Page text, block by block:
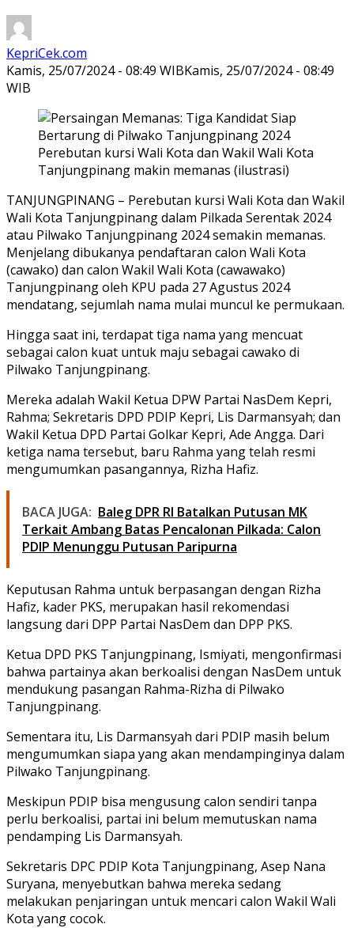
KepriCek.com
Kamis, 25/07/2024 - 08:49 WIBKamis, 25/07/2024 - 08:49
WIB
Perebutan kursi Wali Kota dan Wakil Wali Kota
Tanjungpinang makin memanas (ilustrasi)
TANJUNGPINANG – Perebutan kursi Wali Kota dan Wakil
Wali Kota Tanjungpinang dalam Pilkada Serentak 2024
atau Pilwako Tanjungpinang 2024 semakin memanas.
Menjelang dibukanya pendaftaran calon Wali Kota
(cawako) dan calon Wakil Wali Kota (cawawako)
Tanjungpinang oleh KPU pada 27 Agustus 2024
mendatang, sejumlah nama mulai muncul ke permukaan.
Hingga saat ini, terdapat tiga nama yang mencuat
sebagai calon kuat untuk maju sebagai cawako di
Pilwako Tanjungpinang.
Mereka adalah Wakil Ketua DPW Partai NasDem Kepri,
Rahma; Sekretaris DPD PDIP Kepri, Lis Darmansyah; dan
Wakil Ketua DPD Partai Golkar Kepri, Ade Angga. Dari
ketiga nama tersebut, baru Rahma yang telah resmi
mengumumkan pasangannya, Rizha Hafiz.
BACA JUGA: Baleg DPR RI Batalkan Putusan MK
Terkait Ambang Batas Pencalonan Pilkada: Calon
PDIP Menunggu Putusan Paripurna
Keputusan Rahma untuk berpasangan dengan Rizha
Hafiz, kader PKS, merupakan hasil rekomendasi
langsung dari DPP Partai NasDem dan DPP PKS.
Ketua DPD PKS Tanjungpinang, Ismiyati, mengonfirmasi
bahwa partainya akan berkoalisi dengan NasDem untuk
mendukung pasangan Rahma-Rizha di Pilwako
Tanjungpinang.
Sementara itu, Lis Darmansyah dari PDIP masih belum
mengumumkan siapa yang akan mendampinginya dalam
Pilwako Tanjungpinang.
Meskipun PDIP bisa mengusung calon sendiri tanpa
perlu berkoalisi, partai ini belum memutuskan nama
pendamping Lis Darmansyah.
Sekretaris DPC PDIP Kota Tanjungpinang, Asep Nana
Suryana, menyebutkan bahwa mereka sedang
melakukan penjaringan untuk mencari calon Wakil Wali
Kota yang cocok.